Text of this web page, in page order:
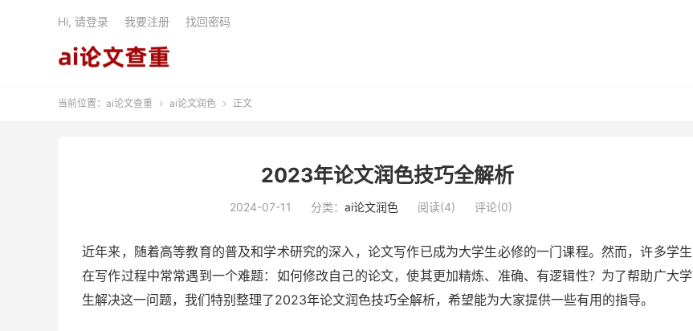
Hi, 请登录 我要注册 找回密码
当前位置： ai论文查重  ai论文润色  正文
2023年论文润色技巧全解析
2024-07-11 分类： ai论文润色 阅读(4) 评论(0)
近年来，随着高等教育的普及和学术研究的深入，论文写作已成为大学生必修的一门课程。然而，许多学生
在写作过程中常常遇到一个难题：如何修改自己的论文，使其更加精炼、准确、有逻辑性？为了帮助广大学
生解决这一问题，我们特别整理了2023年论文润色技巧全解析，希望能为大家提供一些有用的指导。